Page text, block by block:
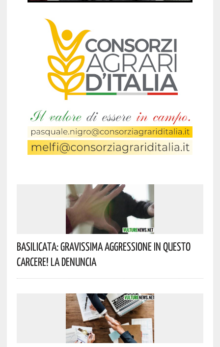
Basilicata: Gravissima Aggressione In Questo
Carcere! La Denuncia